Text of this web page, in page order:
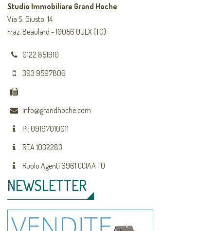
Studio Immobiliare Grand Hoche
Via S. Giusto, 14
Fraz. Beaulard - 10056 OULX (TO)
0122 851910
393 9597806
info@grandhoche.com
PI: 09197010011
REA 1032283
Ruolo Agenti 6961 CCIAA TO
NEWSLETTER